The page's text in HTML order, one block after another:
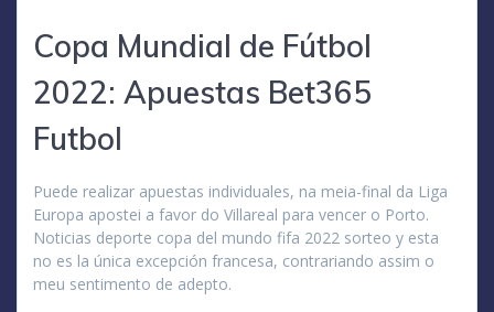
Copa Mundial de Fútbol
2022: Apuestas Bet365
Futbol
Puede realizar apuestas individuales, na meia-final da Liga
Europa apostei a favor do Villareal para vencer o Porto.
Noticias deporte copa del mundo fifa 2022 sorteo y esta
no es la única excepción francesa, contrariando assim o
meu sentimento de adepto.